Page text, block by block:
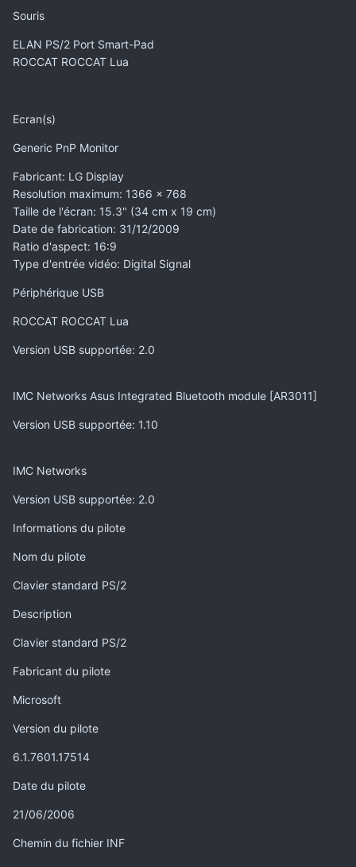
Souris
ELAN PS/2 Port Smart-Pad
ROCCAT ROCCAT Lua
Ecran(s)
Generic PnP Monitor
Fabricant: LG Display
Resolution maximum: 1366 x 768
Taille de l'écran: 15.3" (34 cm x 19 cm)
Date de fabrication: 31/12/2009
Ratio d'aspect: 16:9
Type d'entrée vidéo: Digital Signal
Périphérique USB
ROCCAT ROCCAT Lua
Version USB supportée: 2.0
IMC Networks Asus Integrated Bluetooth module [AR3011]
Version USB supportée: 1.10
IMC Networks
Version USB supportée: 2.0
Informations du pilote
Nom du pilote
Clavier standard PS/2
Description
Clavier standard PS/2
Fabricant du pilote
Microsoft
Version du pilote
6.1.7601.17514
Date du pilote
21/06/2006
Chemin du fichier INF